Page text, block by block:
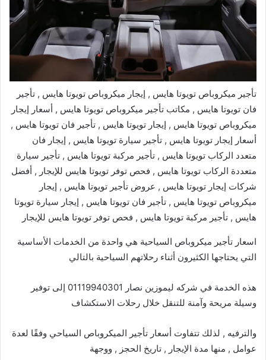
تأجير ميكروباص تويوتا هايس , إيجار ميكروباص تويوتا هايس , تأجير
فان تويوتا هايس , مكاتب تأجير ميكروباص تويوتا هايس , أسعار إيجار
ميكروباص تويوتا هايس , إيجار تويوتا هايس , تأجير فان تويوتا هايس ,
أسعار إيجار تويوتا هايس , تأجير سيارة تويوتا هايس , إيجار فان
متعدد الركاب تويوتا هايس , تأجير مركبة تويوتا هايس , تأجير سيارة
متعددة الركاب تويوتا هايس , فحص توفر تويوتا هايس للإيجار , أفضل
شركات إيجار تويوتا هايس , عروض تأجير تويوتا هايس , إيجار
ميكروباص تويوتا هايس , تأجير فان تويوتا هايس , إيجار سيارة تويوتا
هايس , تأجير مركبة تويوتا هايس , فحص توفر تويوتا هايس للإيجار
اسعار تأجير ميكروباص السياحية هي واحدة من الخدمات الأساسية
التي يحتاجها الكثيرون أثناء رحلاتهم السياحية بالتالي
هذه الخدمة في شركه ليموزين نصار 01119940301 إلى توفير
وسيلة مريحة وآمنة للتنقل خلال رحلات الاستكشاف
والترفيه , لذلك تتفاوت أسعار تأجير الميكروباص السياحي وفقًا لعدة
عوامل , منها مدة الإيجار , تاريخ الحجز , ووجهة